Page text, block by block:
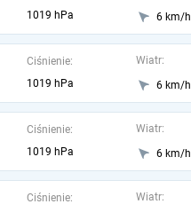
1019 hPa
6 km/h
Ciśnienie:
1019 hPa
Wiatr:
6 km/h
Ciśnienie:
1019 hPa
Wiatr:
6 km/h
Ciśnienie:
Wiatr: